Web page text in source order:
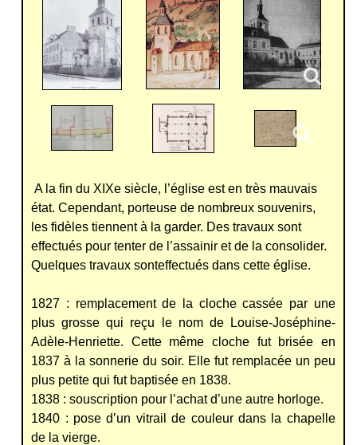
A la fin du XIXe siècle, l’église est en très mauvais
état. Cependant, porteuse de nombreux souvenirs,
les fidèles tiennent à la garder. Des travaux sont
effectués pour tenter de l’assainir et de la consolider.
Quelques travaux sonteffectués dans cette église.
1827 : remplacement de la cloche cassée par une
plus grosse qui reçu le nom de Louise-Joséphine-
Adèle-Henriette. Cette même cloche fut brisée en
1837 à la sonnerie du soir. Elle fut remplacée un peu
plus petite qui fut baptisée en 1838.
1838 : souscription pour l’achat d’une autre horloge.
1840 : pose d’un vitrail de couleur dans la chapelle
de la vierge.